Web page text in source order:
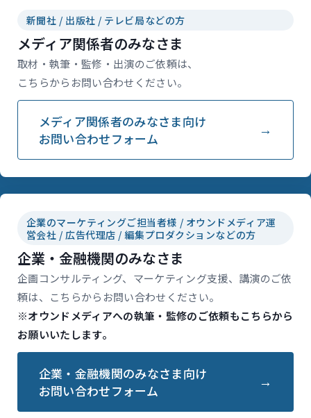
新聞社 / 出版社 / テレビ局などの方
メディア関係者のみなさま
取材・執筆・監修・出演のご依頼は、
こちらからお問い合わせください。
メディア関係者のみなさま向け
お問い合わせフォーム
企業のマーケティングご担当者様 / オウンドメディア運
営会社 / 広告代理店 / 編集プロダクションなどの方
企業・金融機関のみなさま
企画コンサルティング、マーケティング支援、講演のご依
頼は、こちらからお問い合わせください。
※オウンドメディアへの執筆・監修のご依頼もこちらから
お願いいたします。
企業・金融機関のみなさま向け
お問い合わせフォーム